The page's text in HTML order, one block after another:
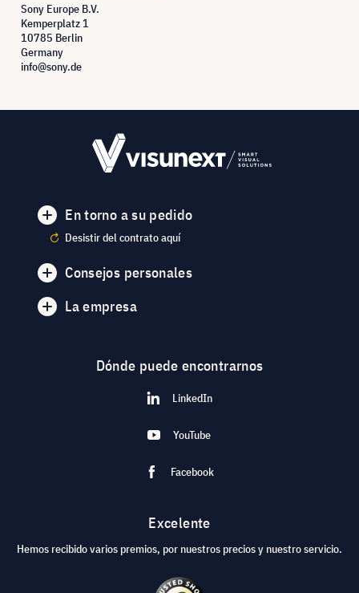
Sony Europe B.V.
Kemperplatz 1
10785 Berlin
Germany
info@sony.de
En torno a su pedido
Desistir del contrato aquí
Consejos personales
La empresa
Dónde puede encontrarnos
LinkedIn
YouTube
Facebook
Excelente
Hemos recibido varios premios, por nuestros precios y nuestro servicio.